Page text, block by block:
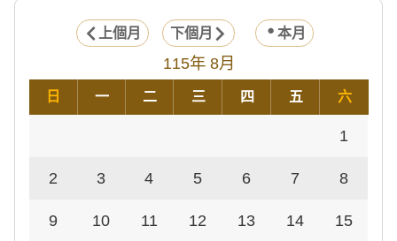
上個月 下個月 本月
115年 8月
日 一 二 三 四 五 六
1
2 3 4 5 6 7 8
9 10 11 12 13 14 15